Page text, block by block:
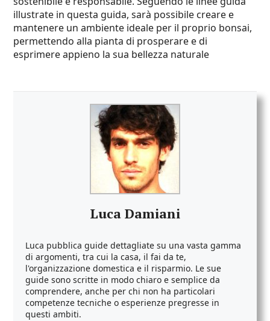
illustrate in questa guida, sarà possibile creare e
mantenere un ambiente ideale per il proprio bonsai,
permettendo alla pianta di prosperare e di
esprimere appieno la sua bellezza naturale
Luca Damiani
Luca pubblica guide dettagliate su una vasta gamma
di argomenti, tra cui la casa, il fai da te,
l'organizzazione domestica e il risparmio. Le sue
guide sono scritte in modo chiaro e semplice da
comprendere, anche per chi non ha particolari
competenze tecniche o esperienze pregresse in
questi ambiti.